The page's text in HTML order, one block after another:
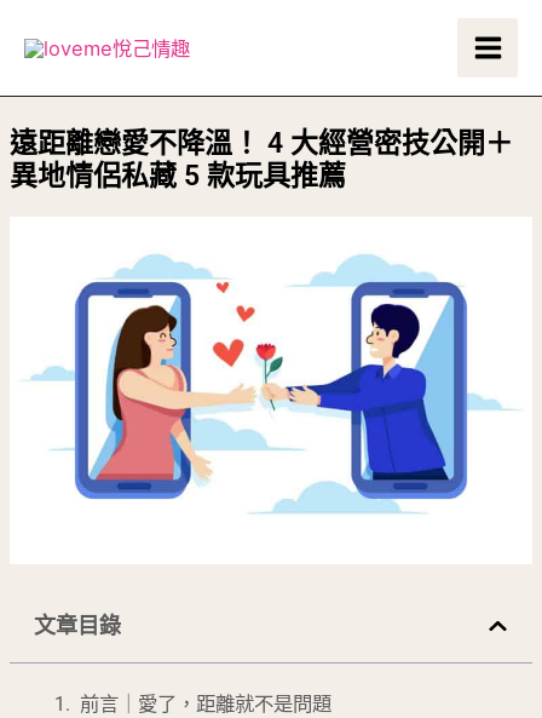
內
容
遠距離戀愛不降溫！ 4 大經營密技公開＋
異地情侶私藏 5 款玩具推薦
文章目錄
前言｜愛了，距離就不是問題